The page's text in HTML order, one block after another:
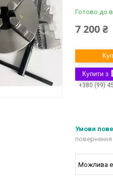
Готово до
7 200 ₴
Купити з
+380 (99)